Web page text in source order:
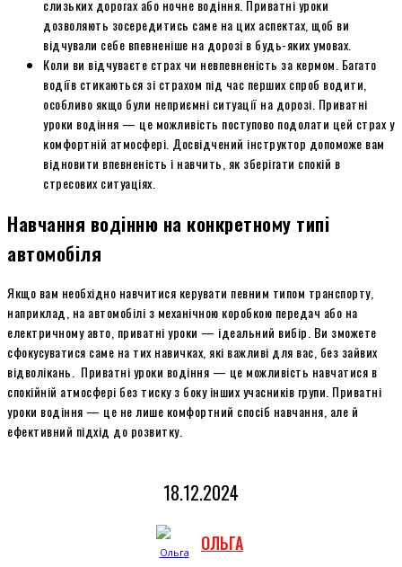
слизьких дорогах або ночне водіння. Приватні уроки
дозволяють зосередитись саме на цих аспектах, щоб ви
відчували себе впевненіше на дорозі в будь-яких умовах.
Коли ви відчуваєте страх чи невпевненість за кермом. Багато
водіїв стикаються зі страхом під час перших спроб водити,
особливо якщо були неприємні ситуації на дорозі. Приватні
уроки водіння — це можливість поступово подолати цей страх у
комфортній атмосфері. Досвідчений інструктор допоможе вам
відновити впевненість і навчить, як зберігати спокій в
стресових ситуаціях.
Навчання водінню на конкретному типі
автомобіля
Якщо вам необхідно навчитися керувати певним типом транспорту,
наприклад, на автомобілі з механічною коробкою передач або на
електричному авто, приватні уроки — ідеальний вибір. Ви зможете
сфокусуватися саме на тих навичках, які важливі для вас, без зайвих
відволікань. Приватні уроки водіння — це можливість навчатися в
спокійній атмосфері без тиску з боку інших учасників групи. Приватні
уроки водіння — це не лише комфортний спосіб навчання, але й
ефективний підхід до розвитку.
18.12.2024
ОЛЬГА